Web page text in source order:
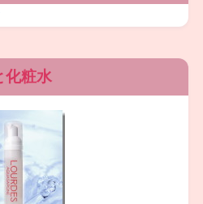
化粧水